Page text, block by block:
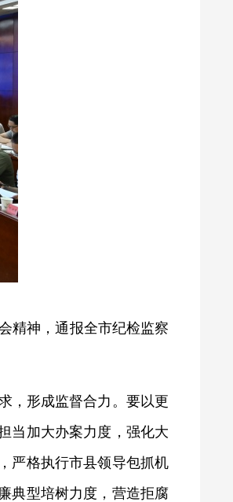
精神，通报全市纪检监察
，形成监督合力。要以更
当加大办案力度，强化大
严格执行市县领导包抓机
典型培树力度，营造拒腐